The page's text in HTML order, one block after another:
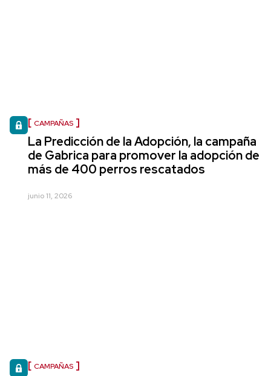
CAMPAÑAS
La Predicción de la Adopción, la campaña
de Gabrica para promover la adopción de
más de 400 perros rescatados
junio 11, 2026
CAMPAÑAS